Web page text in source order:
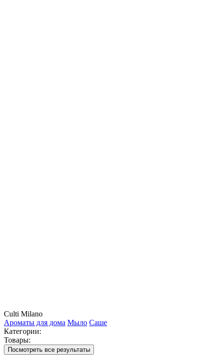
Culti Milano
Ароматы для дома Мыло Саше
Категории:
Товары:
Посмотреть все результаты